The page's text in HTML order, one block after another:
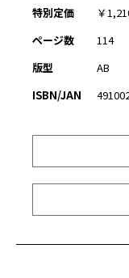
特別定価
￥
ページ数
114
版型
AB
ISBN/JAN